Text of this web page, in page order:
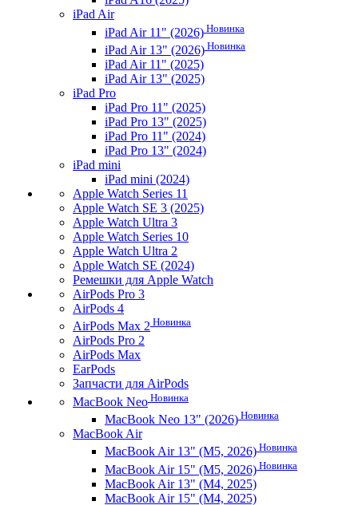
iPad Air
iPad Air 11" (2026) Новинка
iPad Air 13" (2026) Новинка
iPad Air 11" (2025)
iPad Air 13" (2025)
iPad Pro
iPad Pro 11" (2025)
iPad Pro 13" (2025)
iPad Pro 11" (2024)
iPad Pro 13" (2024)
iPad mini
iPad mini (2024)
Apple Watch Series 11
Apple Watch SE 3 (2025)
Apple Watch Ultra 3
Apple Watch Series 10
Apple Watch Ultra 2
Apple Watch SE (2024)
Ремешки для Apple Watch
AirPods Pro 3
AirPods 4
AirPods Max 2 Новинка
AirPods Pro 2
AirPods Max
EarPods
Запчасти для AirPods
MacBook Neo Новинка
MacBook Neo 13" (2026) Новинка
MacBook Air
MacBook Air 13" (M5, 2026) Новинка
MacBook Air 15" (M5, 2026) Новинка
MacBook Air 13" (M4, 2025)
MacBook Air 15" (M4, 2025)